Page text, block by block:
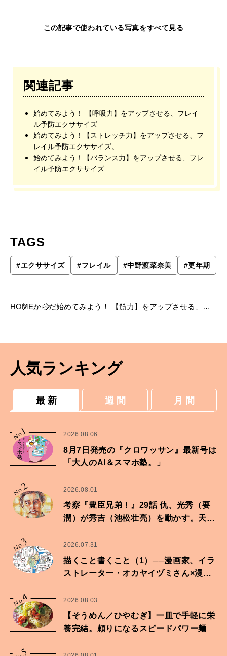
この記事で使われている写真をすべて見る
関連記事
始めてみよう！ 【呼吸力】をアップさせる、フレイ
ル予防エクササイズ
始めてみよう！【ストレッチ力】をアップさせる、フ
レイル予防エクササイズ。
始めてみよう！【バランス力】をアップさせる、フレ
イル予防エクササイズ
TAGS
#エクササイズ #フレイル #中野渡菜奈美 #更年期
HOMEからだ始めてみよう！ 【筋力】をアップさせる、フ
人気ランキング
最 新 週 間 月 間
No.
1 2026.08.06
8月7日発売の『クロワッサン』最新号は
「大人のAI＆スマホ塾。」
No.2 2026.08.01
考察『豊臣兄弟！』29話 仇、光秀（要
潤）が秀吉（池松壮亮）を動かす。天下
No.
3 2026.07.31
描くこと書くこと（1）──漫画家、イラ
ストレーター・オカヤイヅミさん×漫画
No.
4 2026.08.03
【そうめん／ひやむぎ】一皿で手軽に栄
養完結。頼りになるスピードパワー麺
5